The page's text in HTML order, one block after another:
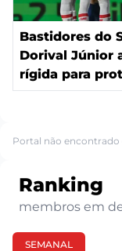
Bastidores do
Dorival Júnior
rígida para
Portal não encontrado
Ranking
membros em
SEMANAL